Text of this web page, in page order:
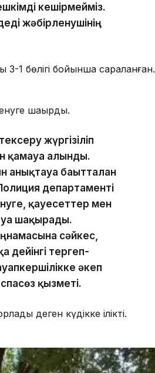
кешірмейміз.
жәбірленушінің
1 бөлігі бойынша сараланған.
шақырды.
жүргізіліп
қамауға алынды.
бағытталған
департаменті
қауесеттер мен
шақырады.
сәйкес,
дейінгі тергеп-
әкеп
қызметі.
деген күдікке ілікті.